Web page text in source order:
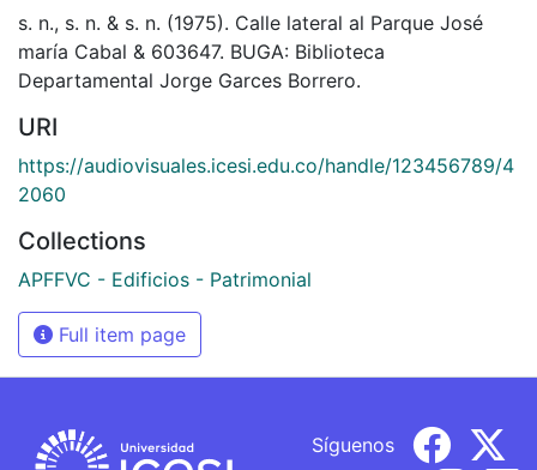
s. n., s. n. & s. n. (1975). Calle lateral al Parque José
maría Cabal & 603647. BUGA: Biblioteca
Departamental Jorge Garces Borrero.
URI
https://audiovisuales.icesi.edu.co/handle/123456789/4
2060
Collections
APFFVC - Edificios - Patrimonial
Full item page
Síguenos